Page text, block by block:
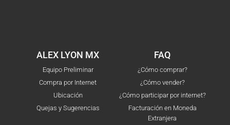
ALEX LYON MX
Equipo Preliminar
Compra por Internet
Ubicación
Quejas y Sugerencias
FAQ
¿Cómo comprar?
¿Cómo vender?
¿Cómo participar por internet?
Facturación en Moneda
Extranjera